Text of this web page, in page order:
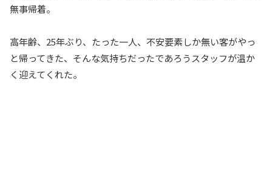
無事帰着。
高年齢、25年ぶり、たった一人、不安要素しか無い客がやっ
と帰ってきた、そんな気持ちだったであろうスタッフが温か
く迎えてくれた。